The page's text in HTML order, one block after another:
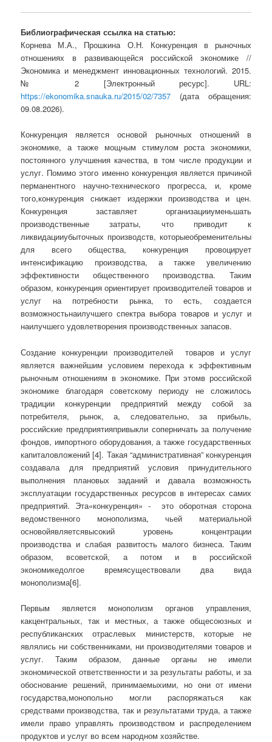
Библиографическая ссылка на статью:
Корнева М.А., Прошкина О.Н. Конкуренция в рыночных
отношениях в развивающейся российской экономике //
Экономика и менеджмент инновационных технологий. 2015.
№ 2 [Электронный ресурс]. URL:
https://ekonomika.snauka.ru/2015/02/7357 (дата обращения:
09.08.2026).
Конкуренция является основой рыночных отношений в
экономике, а также мощным стимулом роста экономики,
постоянного улучшения качества, в том числе продукции и
услуг. Помимо этого именно конкуренция является причиной
перманентного научно-технического прогресса, и, кроме
того,конкуренция снижает издержки производства и цен.
Конкуренция заставляет организацииуменьшать
производственные затраты, что приводит к
ликвидацииубыточных производств, которыеобременительны
для всего общества, конкуренция провоцирует
интенсификацию производства, а также увеличению
эффективности общественного производства. Таким
образом, конкуренция ориентирует производителей товаров и
услуг на потребности рынка, то есть, создается
возможностьнаилучшего спектра выбора товаров и услуг и
наилучшего удовлетворения производственных запасов.
Создание конкуренции производителей товаров и услуг
является важнейшим условием перехода к эффективным
рыночным отношениям в экономике. При этомв российской
экономике благодаря советскому периоду не сложилось
традиции конкуренции предприятий между собой за
потребителя, рынок, а, следовательно, за прибыль,
российские предприятияпривыкли соперничать за получение
фондов, импортного оборудования, а также государственных
капиталовложений [4]. Такая “административная” конкуренция
создавала для предприятий условия принудительного
выполнения плановых заданий и давала возможность
эксплуатации государственных ресурсов в интересах самих
предприятий. Эта«конкуренция» - это оборотная сторона
ведомственного монополизма, чьей материальной
основойявляетсявысокий уровень концентрации
производства и слабая развитость малого бизнеса. Таким
образом, всоветской, а потом и в российской
экономикедолгое времясуществовали два вида
монополизма[6].
Первым является монополизм органов управления,
какцентральных, так и местных, а также общесоюзных и
республиканских отраслевых министерств, которые не
являлись ни собственниками, ни производителями товаров и
услуг. Таким образом, данные органы не имели
экономической ответственности и за результаты работы, и за
обоснование решений, принимаемыхими, но они от имени
государства,монопольно могли распоряжаться как
средствами производства, так и результатами труда, а также
имели право управлять производством и распределением
продуктов и услуг во всем народном хозяйстве.